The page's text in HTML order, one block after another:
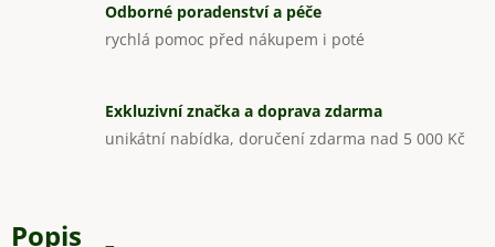
Odborné poradenství a péče
rychlá pomoc před nákupem i poté
Exkluzivní značka a doprava zdarma
unikátní nabídka, doručení zdarma nad 5 000 Kč
Popis